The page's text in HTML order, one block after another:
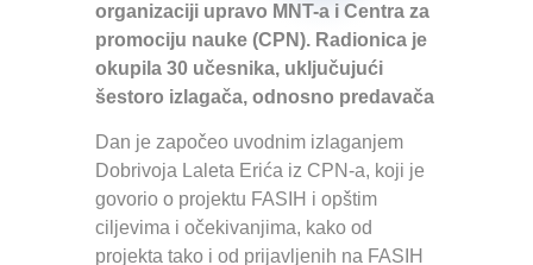
organizaciji upravo MNT-a i Centra za
promociju nauke (CPN). Radionica je
okupila 30 učesnika, uključujući
šestoro izlagača, odnosno predavača
Dan je započeo uvodnim izlaganjem
Dobrivoja Laleta Erića iz CPN-a, koji je
govorio o projektu FASIH i opštim
ciljevima i očekivanjima, kako od
projekta tako i od prijavljenih na FASIH